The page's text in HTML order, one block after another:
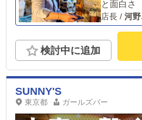
と面白さ
店長 / 河野
検討中に追加
SUNNY'S
東京都 ガールズバー